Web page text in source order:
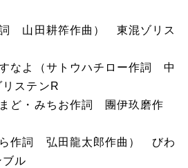
詞 山田耕筰作曲） 東混ゾリス
なよ（サトウハチロー作詞 中
ステンR
ど・みちお作詞 團伊玖磨作
ら作詞 弘田龍太郎作曲） びわ
ル